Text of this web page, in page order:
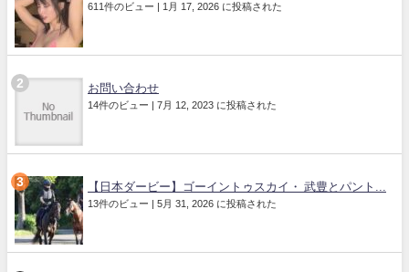
611件のビュー | 1月 17, 2026 に投稿された
お問い合わせ
14件のビュー | 7月 12, 2023 に投稿された
【日本ダービー】ゴーイントゥスカイ・ 武豊とパント...
13件のビュー | 5月 31, 2026 に投稿された